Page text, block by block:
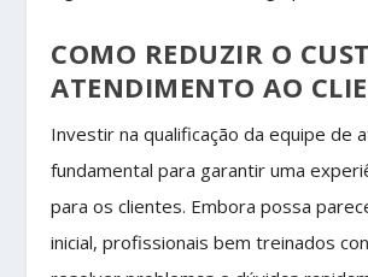
COMO REDUZIR O
ATENDIMENTO AO
Investir na qualificação da equipe de
fundamental para garantir uma
para os clientes. Embora possa
inicial, profissionais bem treinados